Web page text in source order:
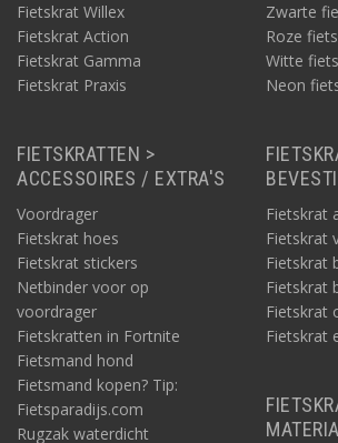
Fietskrat Willex
Fietskrat Action
Fietskrat Gamma
Fietskrat Praxis
Zwarte
Roze
Witte
Neon
FIETSKRATTEN >
ACCESSOIRES / EXTRA'S
Voordrager
Fietskrat hoes
Fietskrat stickers
Netbinder voor op
voordrager
Fietskratten in Fortnite
Fietsmand hond
Fietsmand kopen? Tip:
Fietsparadijs.com
Rugzak waterdicht
Fietskrat
Fietskrat
Fietskrat
Fietskrat
Fietskrat
Fietskrat